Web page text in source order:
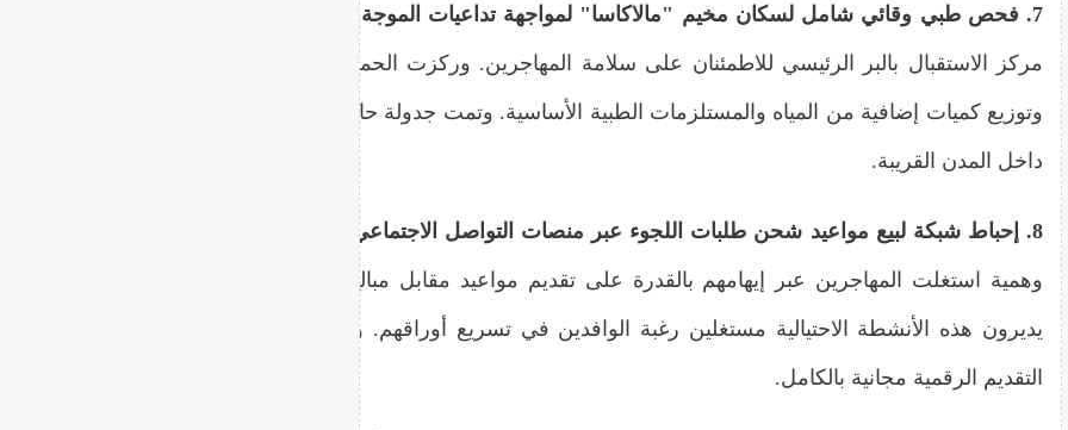
7. فحص طبي وقائي شامل لسكان مخيم "مالاكاسا" لمواجهة تداعيات الموجة الحارة
مركز الاستقبال بالبر الرئيسي للاطمئنان على سلامة المهاجرين. وركزت الحملة على تقديم نصائح للوقاية من
وتوزيع كميات إضافية من المياه والمستلزمات الطبية الأساسية. وتمت جدولة حالات خاصة من كبار السن لنقلهم إلى
داخل المدن القريبة.
8. إحباط شبكة لبيع مواعيد شحن طلبات اللجوء عبر منصات التواصل الاجتماعي
وهمية استغلت المهاجرين عبر إيهامهم بالقدرة على تقديم مواعيد مقابل مبالغ مادية. وألقت الشرطة القبض على
يديرون هذه الأنشطة الاحتيالية مستغلين رغبة الوافدين في تسريع أوراقهم. وحذرت وزارة الهجرة مجدداً من أن
التقديم الرقمية مجانية بالكامل.